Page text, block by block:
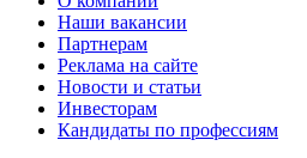
Наши вакансии
Партнерам
Реклама на сайте
Новости и статьи
Инвесторам
Кандидаты по профессиям